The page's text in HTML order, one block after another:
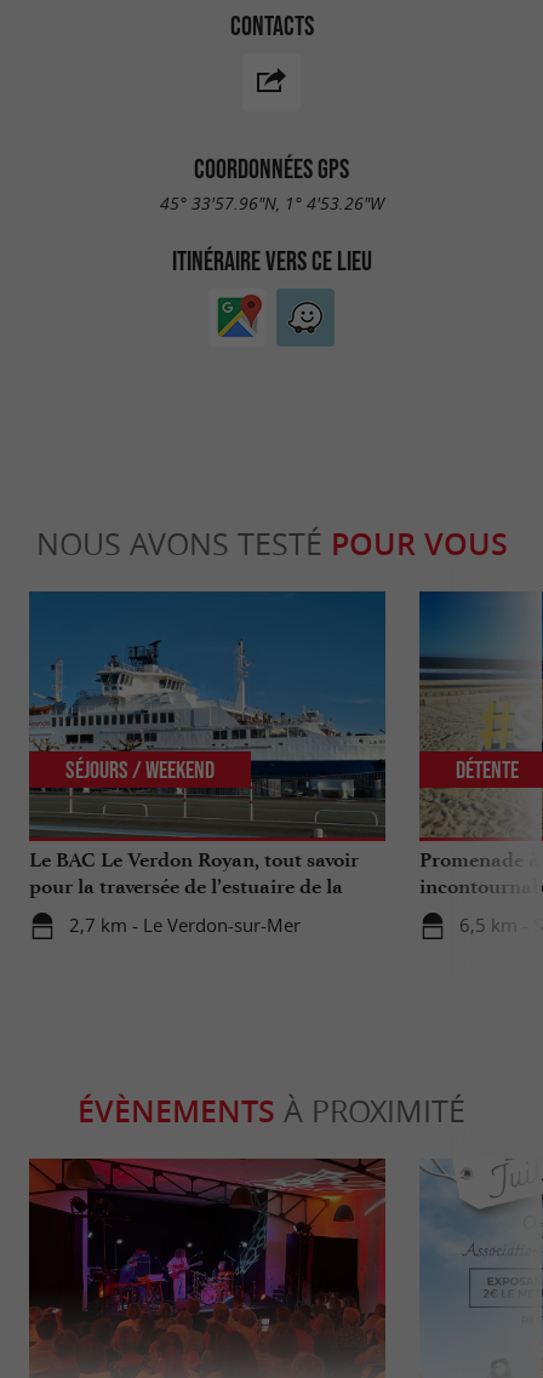
CONTACTS
COORDONNÉES GPS
45° 33'57.96"N, 1° 4'53.26"W
ITINÉRAIRE VERS CE LIEU
NOUS AVONS TESTÉ POUR VOUS
Le BAC Le Verdon Royan, tout savoir
pour la traversée de l’estuaire de la
Gironde
2,7 km - Le Verdon-sur-Mer
Séjours / Weekend
Promenade
6,5 km -
Détente
ÉVÈNEMENTS À PROXIMITÉ